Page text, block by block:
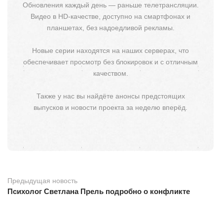
Обновления каждый день — раньше телетрансляции.
Видео в HD-качестве, доступно на смартфонах и
планшетах, без надоедливой рекламы.
Новые серии находятся на наших серверах, что
обеспечивает просмотр без блокировок и с отличным
качеством.
Также у нас вы найдёте анонсы предстоящих
выпусков и новости проекта за неделю вперёд.
Предыдущая новость
Психолог Светлана Прель подробно о конфликте